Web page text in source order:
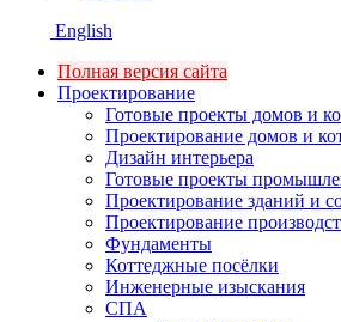
English
Полная версия сайта
Проектирование
Готовые проекты домов и
Проектирование домов и
Дизайн интерьера
Готовые проекты
Проектирование зданий и
Проектирование
Фундаменты
Коттеджные посёлки
Инженерные изыскания
СПА